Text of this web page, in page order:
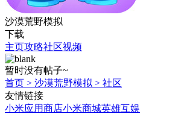
沙漠荒野模拟
下载
主页攻略社区视频
暂时没有帖子~
首页 > 沙漠荒野模拟 > 社区
友情链接
小米应用商店小米商城英雄互娱